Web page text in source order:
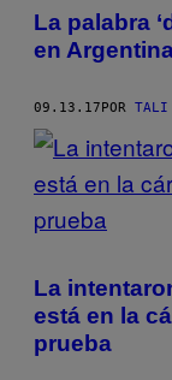
La palabra
en
09.13.17POR TALI
La
está en la
prueba